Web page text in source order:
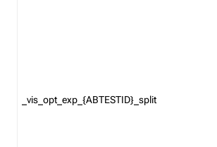
_vis_opt_exp_{ABTESTID}_split